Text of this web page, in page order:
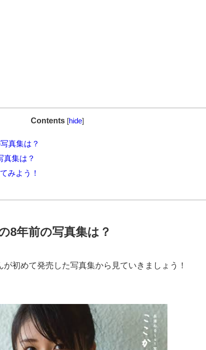
Contents [hide]
真集は？
真集は？
みよう！
8年前の写真集は？
初めて発売した写真集から見ていきましょう！